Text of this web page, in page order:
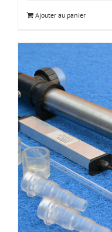
Ajouter au panier